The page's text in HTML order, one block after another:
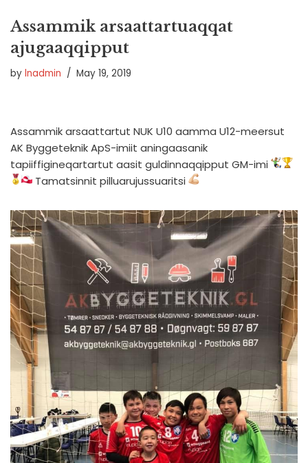
Assammik arsaattartuaqqat
ajugaaqqipput
by lnadmin May 19, 2019
Assammik arsaattartut NUK U10 aamma U12-meersut
AK Byggeteknik ApS-imiit aningaasanik
tapiiffigineqartartut aasit guldinnaqqipput GM-imi
Tamatsinnit pilluarujussuaritsi